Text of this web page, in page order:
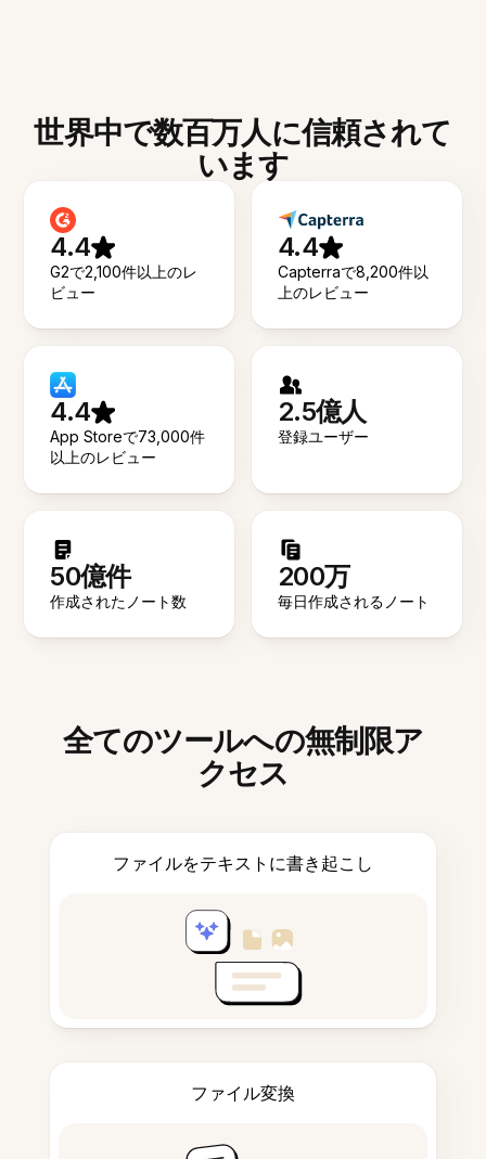
世界中で数百万人に信頼されて
います
4.4
G2で2,100件以上のレ
ビュー
4.4
Capterraで8,200件以
上のレビュー
4.4
App Storeで73,000件
以上のレビュー
2.5億人
登録ユーザー
50億件
作成されたノート数
200万
毎日作成されるノート
全てのツールへの無制限ア
クセス
ファイルをテキストに書き起こし
ファイル変換